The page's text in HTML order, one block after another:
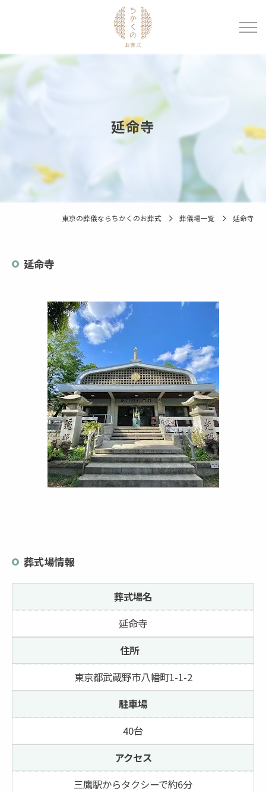
延命寺
東京の葬儀ならちかくのお葬式 葬儀場一覧 延命寺
延命寺
葬式場情報
葬式場名
延命寺
住所
東京都武蔵野市八幡町1-1-2
駐車場
40台
アクセス
三鷹駅からタクシーで約6分